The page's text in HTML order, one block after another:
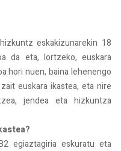
eskakizunarekin 18
da eta, lortzeko, euskara
hori nuen, baina lehenengo
euskara ikastea, eta nire
jendea eta hizkuntza
egiaztagiria eskuratu eta